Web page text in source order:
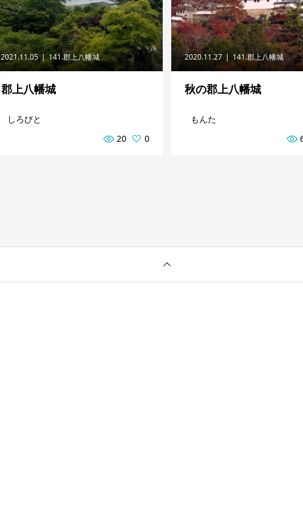
2021.11.05 141.郡上八幡城
郡上八幡城
しろびと
20
0
2020.11.27 141.郡上八幡城
秋の郡上八幡城
もんた